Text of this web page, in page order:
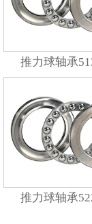
推力球轴承
推力球轴承